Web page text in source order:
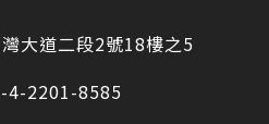
大道二段2號18樓之5
4-2201-8585